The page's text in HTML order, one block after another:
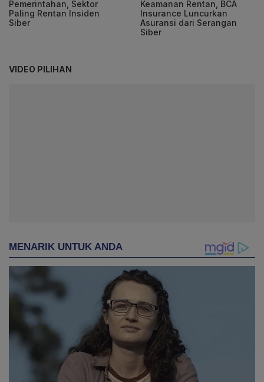
Pemerintahan, Sektor
Paling Rentan Insiden
Siber
Keamanan Rentan, BCA
Insurance Luncurkan
Asuransi dari Serangan
Siber
VIDEO PILIHAN